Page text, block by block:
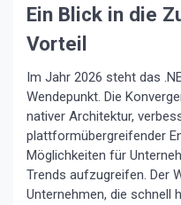
Ein Blick in die
Vorteil
Im Jahr 2026 steht das
Wendepunkt. Die
nativer Architektur,
plattformübergreifender
Möglichkeiten für
Trends aufzugreifen. Der
Unternehmen, die schnell